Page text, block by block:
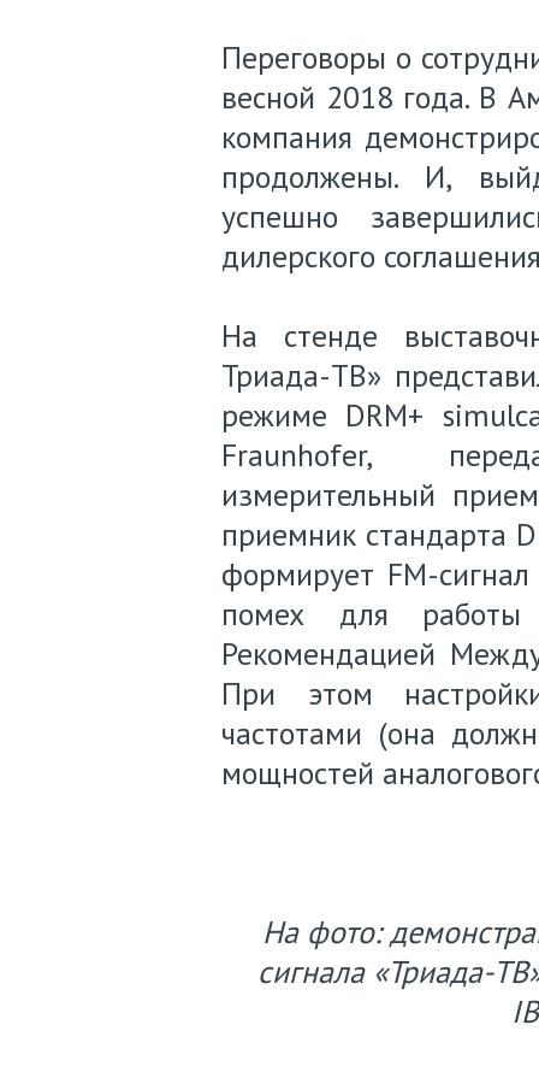
Переговоры о
весной 2018 года. В
компания
продолжены. И,
успешно
дилерского
На стенде
Триада-ТВ»
режиме DRM+
Fraunhofer,
измерительный
приемник стандарта
формирует FM-
помех для работы
Рекомендацией
При этом
частотами (она
мощностей
На фото:
сигнала «Триада-